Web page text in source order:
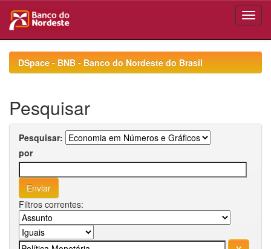
navigationDSpace - BNB - Banco do Nordeste do Brasil
Pesquisar
Pesquisar:
por
Filtros correntes: